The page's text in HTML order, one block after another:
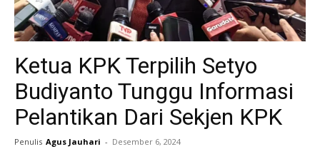
Ketua KPK Terpilih Setyo
Budiyanto Tunggu Informasi
Pelantikan Dari Sekjen KPK
Penulis Agus Jauhari - Desember 6, 2024